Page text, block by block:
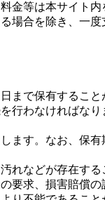
等は本サイト
合を除き、一
で保有するこ
わなければな
す。なお、保
などが存在す
求、損害賠償